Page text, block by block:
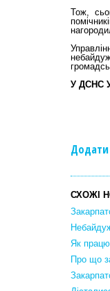
Тож,
У ДСНС
СХОЖІ
Як
Про що